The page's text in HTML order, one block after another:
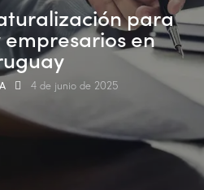
para
en
4 de junio de 2025